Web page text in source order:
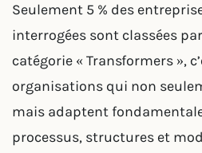
Seulement 5 % des
interrogées sont classées
catégorie « Transformers »,
organisations qui non
mais adaptent
processus, structures et